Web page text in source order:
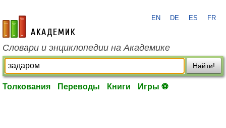
academic.ru
EN DE ES FR
Словари и энциклопедии на Академике
Найти!
Толкования Переводы Книги Игры ⚽